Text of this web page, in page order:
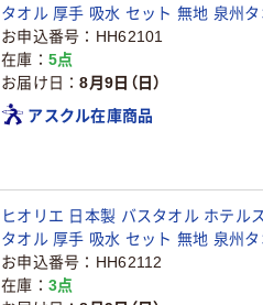
タオル 厚手 吸水 セット 無地 泉州
お申込番号
HH62101
在庫
5点
お届け日
8月9日（日）
アスクル在庫商品
ヒオリエ 日本製 バスタオル ホテル
タオル 厚手 吸水 セット 無地 泉州
お申込番号
HH62112
在庫
3点